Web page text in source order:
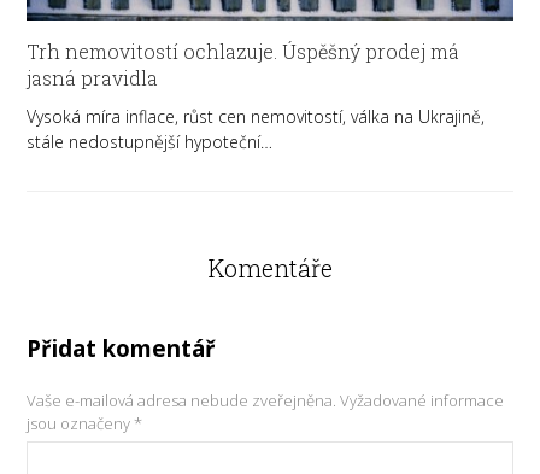
Trh nemovitostí ochlazuje. Úspěšný prodej má
jasná pravidla
Vysoká míra inflace, růst cen nemovitostí, válka na Ukrajině,
stále nedostupnější hypoteční…
Komentáře
Přidat komentář
Vaše e-mailová adresa nebude zveřejněna. Vyžadované informace
jsou označeny*